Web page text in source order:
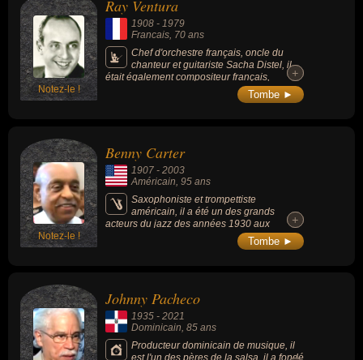
les plus grands : de Ray Charles à Orson
Welles, en passant par Jean Cocteau, Frank
Sinatra, Charles Trenet et Édith Piaf.
Notez-le !
Ray Ventura
1908 - 1979
Francais, 70 ans
Chef d'orchestre français, oncle du
chanteur et guitariste Sacha Distel, il
était également compositeur français,
arrangeur musical et producteur de cinéma,
célèbre pour son orchestre à sketches et ses
France.
+
+
Tombe ►
Notez-le !
Benny Carter
1907 - 2003
Américain, 95 ans
Saxophoniste et trompettiste
américain, il a été un des grands
acteurs du jazz des années 1930 aux
+
+
Tombe ►
Johnny Pacheco
1935 - 2021
Dominicain, 85 ans
Producteur dominicain de musique, il